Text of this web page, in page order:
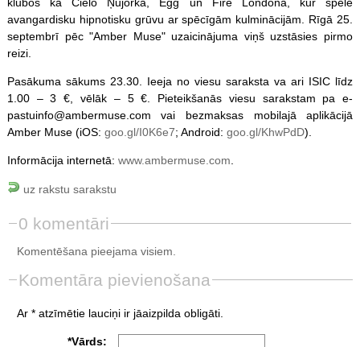
avangardisku hipnotisku grūvu ar spēcīgām kulminācijām. Rīgā 25.
septembrī pēc "Amber Muse" uzaicinājuma viņš uzstāsies pirmo
reizi.
Pasākuma sākums 23.30. Ieeja no viesu saraksta va ari ISIC līdz
1.00 – 3 €, vēlāk – 5 €. Pieteikšanās viesu sarakstam pa e-
pastuinfo@ambermuse.com vai bezmaksas mobilajā aplikācijā
Amber Muse (iOS: goo.gl/I0K6e7; Android: goo.gl/KhwPdD).
Informācija internetā: www.ambermuse.com
uz rakstu sarakstu
0 komentāri
Komentēšana pieejama visiem.
Komentāra pievienošana
Ar * atzīmētie lauciņi ir jāaizpilda obligāti.
*Vārds: